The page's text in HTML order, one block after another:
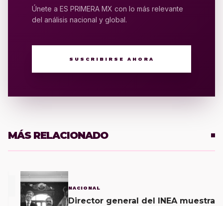
Únete a ES PRIMERA MX con lo más relevante
del análisis nacional y global.
SUSCRIBIRSE AHORA
MÁS RELACIONADO
NACIONAL
Director general del INEA muestra